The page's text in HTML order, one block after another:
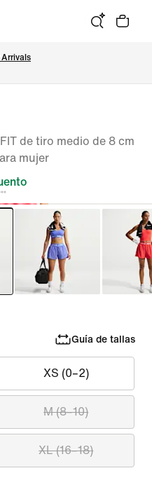
Arrivals
de tiro medio de 8 cm
mujer
Guía de tallas
XS (0–2)
M (8–10)
XL (16–18)